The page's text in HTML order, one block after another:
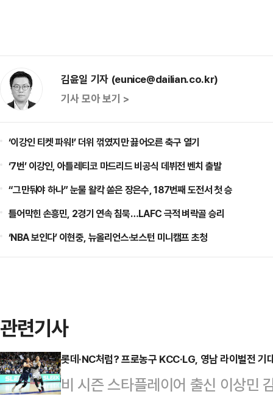
김윤일 기자 (eunice@dailian.co.kr)
기사 모아 보기 >
‘이강인 티켓 파워!’ 더위 꺾였지만 끓어오른 축구 열기
‘7번’ 이강인, 아틀레티코 마드리드 비공식 데뷔전 벤치 출발
“그만둬야 하나” 눈물 왈칵 쏟은 장은수, 187번째 도전서 첫 승
틀어막힌 손흥민, 2경기 연속 침묵…LAFC 극적 벼락골 승리
‘NBA 보인다’ 이현중, 뉴올리언스·보스턴 미니캠프 초청
관련기사
롯데·NC처럼? 프로농구 KCC·LG, 영남 라이벌전 기
비 시즌 스타플레이어 출신 이상민